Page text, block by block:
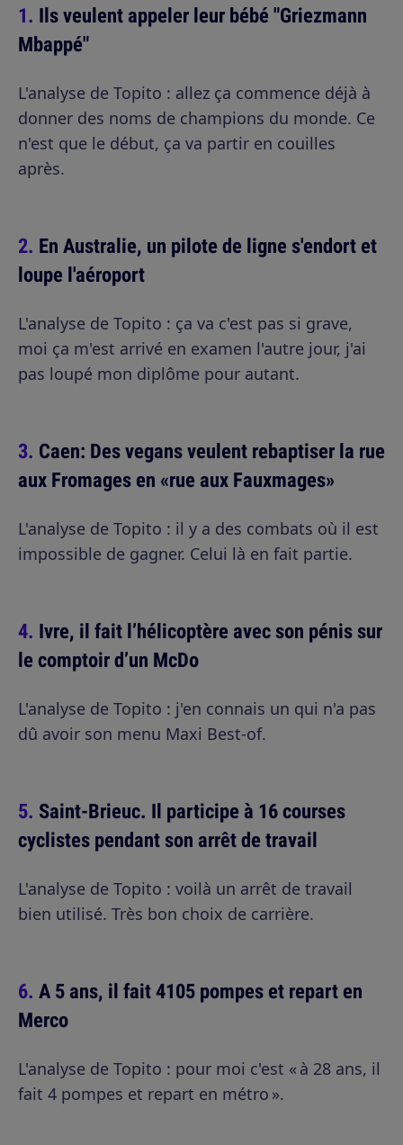
Ils veulent appeler leur bébé "Griezmann
Mbappé"
L'analyse de Topito : allez ça commence déjà à
donner des noms de champions du monde. Ce
n'est que le début, ça va partir en couilles
après.
En Australie, un pilote de ligne s'endort et
loupe l'aéroport
L'analyse de Topito : ça va c'est pas si grave,
moi ça m'est arrivé en examen l'autre jour, j'ai
pas loupé mon diplôme pour autant.
Caen: Des vegans veulent rebaptiser la rue
aux Fromages en «rue aux Fauxmages»
L'analyse de Topito : il y a des combats où il est
impossible de gagner. Celui là en fait partie.
Ivre, il fait l’hélicoptère avec son pénis sur
le comptoir d’un McDo
L'analyse de Topito : j'en connais un qui n'a pas
dû avoir son menu Maxi Best-of.
Saint-Brieuc. Il participe à 16 courses
cyclistes pendant son arrêt de travail
L'analyse de Topito : voilà un arrêt de travail
bien utilisé. Très bon choix de carrière.
A 5 ans, il fait 4105 pompes et repart en
Merco
L'analyse de Topito : pour moi c'est « à 28 ans, il
fait 4 pompes et repart en métro ».